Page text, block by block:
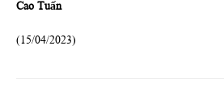
Cao Tuấn
(15/04/2023)